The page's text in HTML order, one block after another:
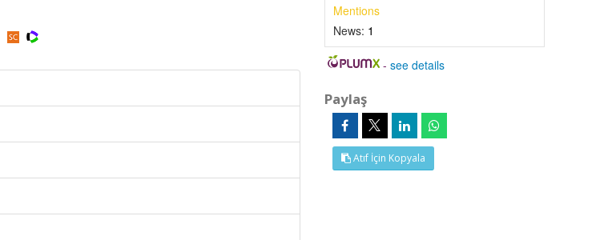
Mentions
News: 1
-see details
Paylaş
Atıf İçin Kopyala